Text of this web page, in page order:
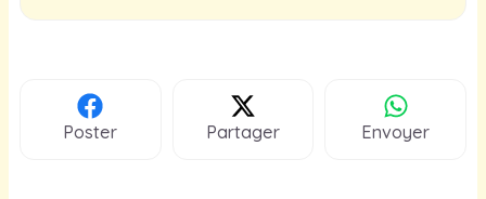
Poster Partager Envoyer